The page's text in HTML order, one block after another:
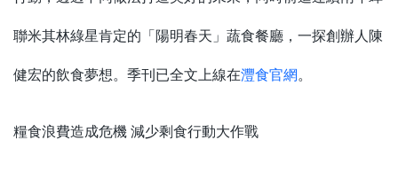
聯米其林綠星肯定的「陽明春天」蔬食餐廳，一探創辦人陳
健宏的飲食夢想。季刊已全文上線在灃食官網。
糧食浪費造成危機 減少剩食行動大作戰